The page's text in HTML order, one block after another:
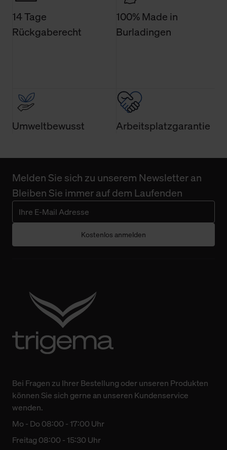
Technologien sowie die Nutzung Ihrer persönlichen Daten
finden Sie in unserer Datenschutzerklärung.
14 Tage
Rückgaberecht
100% Made in
Burladingen
Umweltbewusst Arbeitsplatzgarantie
Melden Sie sich zu unserem Newsletter an
Bleiben Sie immer auf dem Laufenden
Kostenlos anmelden
Bei Fragen zu Ihrer Bestellung oder unseren Produkten
können Sie sich gerne an unseren Kundenservice
wenden.
Mo - Do 08:00 - 17:00 Uhr
Freitag 08:00 - 15:30 Uhr